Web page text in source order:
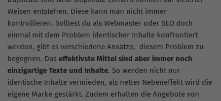
Weisen entstehen. Diese kann man nicht immer
kontrollieren. Solltest du als Webmaster oder SEO doch
einmal mit dem Problem identischer Inhalte konfrontiert
werden, gibt es verschiedene Ansätze, diesem Problem zu
begegnen. Das effektivste Mittel sind aber immer noch
einzigartige Texte und Inhalte. So werden nicht nur
identische Inhalte vermieden, als netter Nebeneffekt wird die
eigene Marke gestärkt. Zudem erhalten die Angebote von